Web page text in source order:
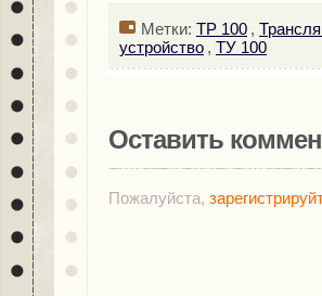
Метки: ТР 100 ,
устройство , ТУ 100
Оставить
Пожалуйста,